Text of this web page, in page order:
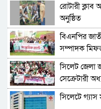
রোটারী ক্লাব
অনুষ্ঠিত
বিএনপির
সম্পাদক
সিলেট জেলা
সেক্রেটারী
সিলেটে